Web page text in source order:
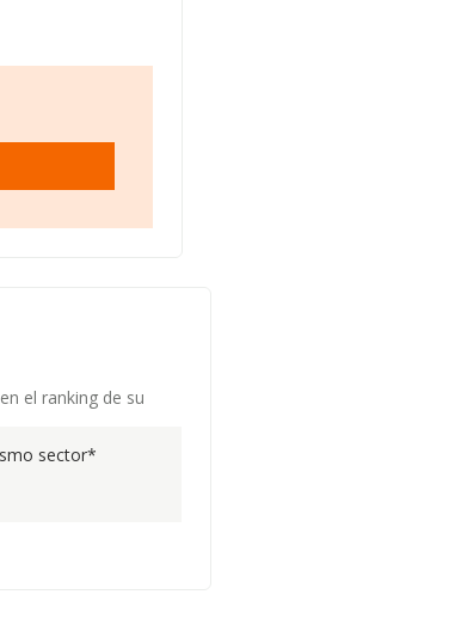
el ranking de su
sector*